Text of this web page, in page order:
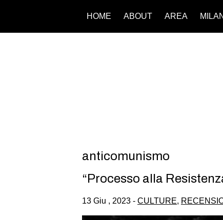
HOME ABOUT AREA
anticomunismo
“Processo alla
13 Giu , 2023 - CULTURE,